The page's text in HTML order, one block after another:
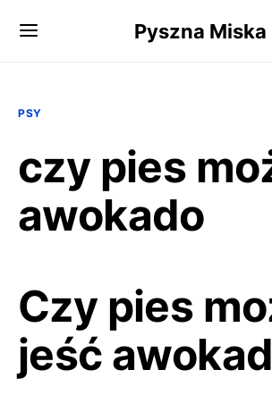
Pyszna Miska
PSY
czy pies
awokado
Czy pies
jeść